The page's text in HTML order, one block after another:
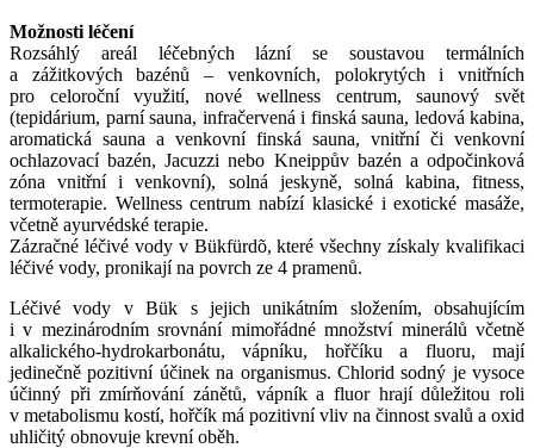
Možnosti léčení
Rozsáhlý areál léčebných lázní se soustavou termálních
a zážitkových bazénů – venkovních, polokrytých i vnitřních
pro celoroční využití, nové wellness centrum, saunový svět
(tepidárium, parní sauna, infračervená i finská sauna, ledová kabina,
aromatická sauna a venkovní finská sauna, vnitřní či venkovní
ochlazovací bazén, Jacuzzi nebo Kneippův bazén a odpočinková
zóna vnitřní i venkovní), solná jeskyně, solná kabina, fitness,
termoterapie. Wellness centrum nabízí klasické i exotické masáže,
včetně ayurvédské terapie.
Zázračné léčivé vody v Bükfürdõ, které všechny získaly kvalifikaci
léčivé vody, pronikají na povrch ze 4 pramenů.
Léčivé vody v Bük s jejich unikátním složením, obsahujícím
i v mezinárodním srovnání mimořádné množství minerálů včetně
alkalického-hydrokarbonátu, vápníku, hořčíku a fluoru, mají
jedinečně pozitivní účinek na organismus. Chlorid sodný je vysoce
účinný při zmírňování zánětů, vápník a fluor hrají důležitou roli
v metabolismu kostí, hořčík má pozitivní vliv na činnost svalů a oxid
uhličitý obnovuje krevní oběh.